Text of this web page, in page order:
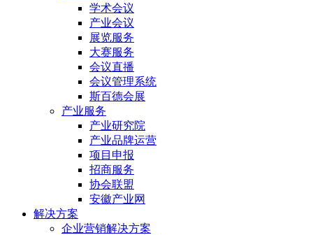
学术会议
产业会议
展览服务
大赛服务
会议直播
会议管理系统
斯百德会展
产业服务
产业研究院
产业品牌运营
项目申报
招商服务
协会联盟
安徽产业网
解决方案
企业营销解决方案